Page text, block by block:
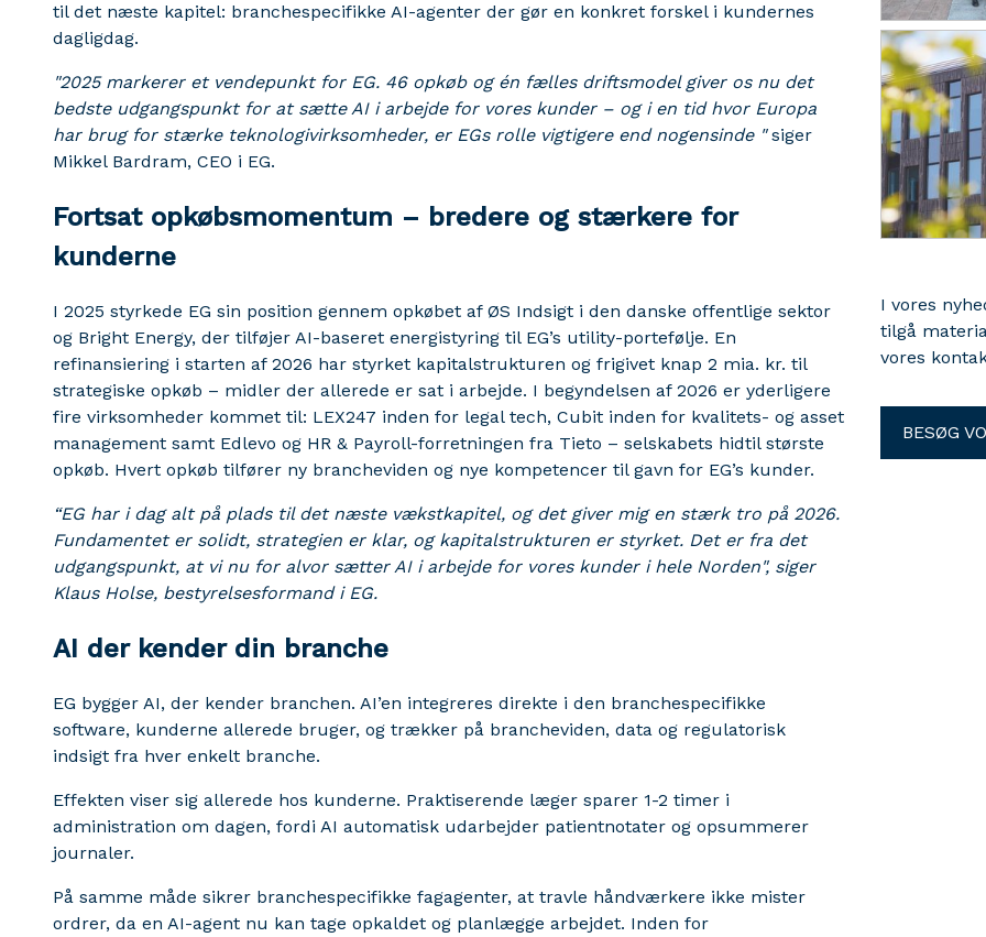
til det næste kapitel: branchespecifikke AI-agenter der gør en konkret forskel i kundernes
dagligdag.
"2025 markerer et vendepunkt for EG. 46 opkøb og én fælles driftsmodel giver os nu det
bedste udgangspunkt for at sætte AI i arbejde for vores kunder – og i en tid hvor Europa
har brug for stærke teknologivirksomheder, er EGs rolle vigtigere end nogensinde "siger
Mikkel Bardram, CEO i EG.
Fortsat opkøbsmomentum – bredere og stærkere for
kunderne
I 2025 styrkede EG sin position gennem opkøbet af ØS Indsigt i den danske offentlige sektor
og Bright Energy, der tilføjer AI-baseret energistyring til EG’s utility-portefølje. En
refinansiering i starten af 2026 har styrket kapitalstrukturen og frigivet knap 2 mia. kr. til
strategiske opkøb – midler der allerede er sat i arbejde. I begyndelsen af 2026 er yderligere
fire virksomheder kommet til: LEX247 inden for legal tech, Cubit inden for kvalitets- og asset
management samt Edlevo og HR & Payroll-forretningen fra Tieto – selskabets hidtil største
opkøb. Hvert opkøb tilfører ny brancheviden og nye kompetencer til gavn for EG’s kunder.
“EG har i dag alt på plads til det næste vækstkapitel, og det giver mig en stærk tro på 2026.
Fundamentet er solidt, strategien er klar, og kapitalstrukturen er styrket. Det er fra det
udgangspunkt, at vi nu for alvor sætter AI i arbejde for vores kunder i hele Norden", siger
Klaus Holse, bestyrelsesformand i EG.
AI der kender din branche
EG bygger AI, der kender branchen. AI’en integreres direkte i den branchespecifikke
software, kunderne allerede bruger, og trækker på brancheviden, data og regulatorisk
indsigt fra hver enkelt branche.
Effekten viser sig allerede hos kunderne. Praktiserende læger sparer 1-2 timer i
administration om dagen, fordi AI automatisk udarbejder patientnotater og opsummerer
journaler.
På samme måde sikrer branchespecifikke fagagenter, at travle håndværkere ikke mister
ordrer, da en AI-agent nu kan tage opkaldet og planlægge arbejdet. Inden for
I vores
tilgå
vores
BESØG